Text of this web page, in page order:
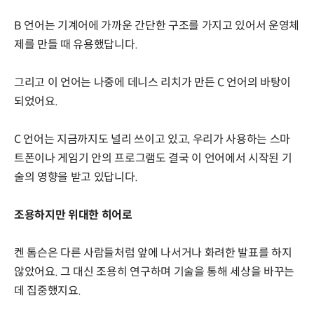
B 언어는 기계어에 가까운 간단한 구조를 가지고 있어서 운영체
제를 만들 때 유용했답니다.
그리고 이 언어는 나중에 데니스 리치가 만든 C 언어의 바탕이
되었어요.
C 언어는 지금까지도 널리 쓰이고 있고, 우리가 사용하는 스마
트폰이나 게임기 안의 프로그램도 결국 이 언어에서 시작된 기
술의 영향을 받고 있답니다.
조용하지만 위대한 히어로
켄 톰슨은 다른 사람들처럼 앞에 나서거나 화려한 발표를 하지
않았어요. 그 대신 조용히 연구하며 기술을 통해 세상을 바꾸는
데 집중했지요.